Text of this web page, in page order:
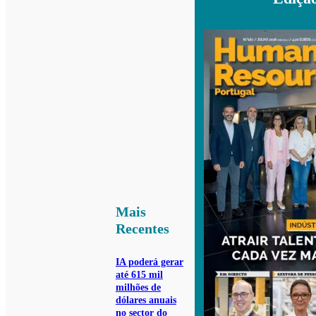
Mais
Recentes
IA poderá gerar
até 615 mil
milhões de
dólares anuais
no sector do